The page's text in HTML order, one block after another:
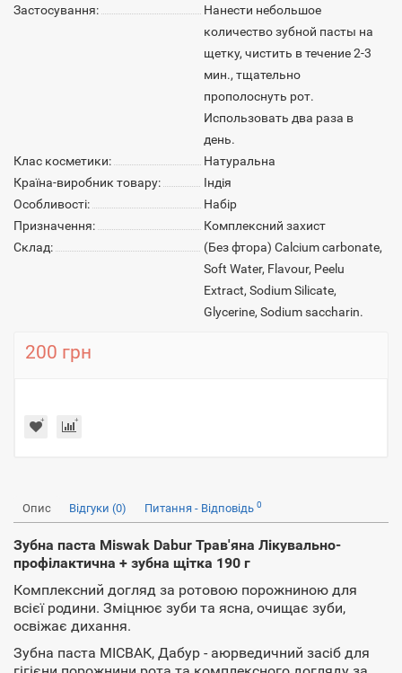
Застосування:
Нанести небольшое
количество зубной пасты на
щетку, чистить в течение 2-3
мин., тщательно
прополоснуть рот.
Использовать два раза в
день.
Клас косметики:
Натуральна
Країна-виробник товару:
Індія
Особливості:
Набір
Призначення:
Комплексний захист
Склад:
(Без фтора) Calcium carbonate,
Soft Water, Flavour, Peelu
Extract, Sodium Silicate,
Glycerine, Sodium saccharin.
200 грн
Опис Відгуки (0) Питання - Відповідь 0
Зубна паста Miswak Dabur Трав'яна Лікувально-
профілактична + зубна щітка 190 г
Комплексний догляд за ротовою порожниною для
всієї родини. Зміцнює зуби та ясна, очищає зуби,
освіжає дихання.
Зубна паста МІСВАК, Дабур - аюрведичний засіб для